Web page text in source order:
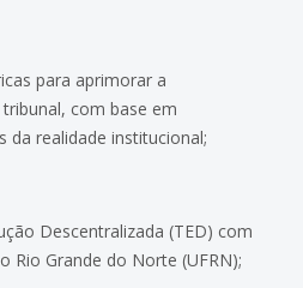
para aprimorar a
com base em
da realidade institucional;
Descentralizada (TED) com
Rio Grande do Norte (UFRN);